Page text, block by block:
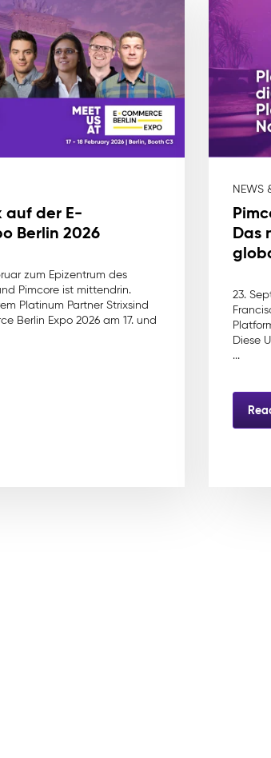
auf der E-
Berlin 2026
zum Epizentrum des
Pimcore ist mittendrin.
Platinum Partner Strixsind
Berlin Expo 2026 am 17. und
NEWS
Das
23.
Diese
...